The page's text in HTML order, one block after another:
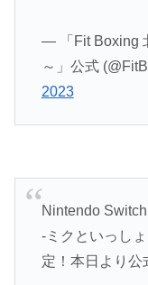
— 「Fit Boxing
～」公式
2023
Nintendo
-ミクといっし
定！本日より公